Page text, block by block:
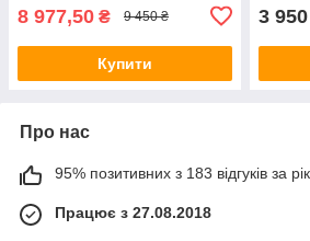
8 977,50 ₴ 9 450 ₴
Купити
3 950
Про нас
95% позитивних з 183 відгуків за рік
Працює з 27.08.2018